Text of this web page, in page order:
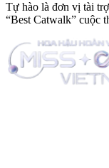
Tự hào là đơn vị tài
“Best Catwalk” cuộc